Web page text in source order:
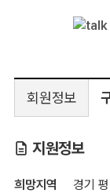
회원정보
지원정보
희망지역 경기 평